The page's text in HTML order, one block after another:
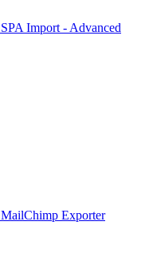
SPA Import - Advanced
MailChimp Exporter